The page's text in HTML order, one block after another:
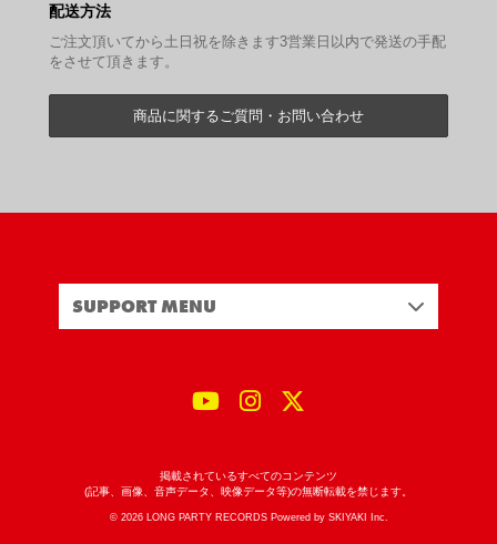
配送方法
ご注文頂いてから土日祝を除きます3営業日以内で発送の手配
をさせて頂きます。
商品に関するご質問・お問い合わせ
SUPPORT MENU
掲載されているすべてのコンテンツ
(記事、画像、音声データ、映像データ等)の無断転載を禁じます。
© 2026 LONG PARTY RECORDS Powered by SKIYAKI Inc.